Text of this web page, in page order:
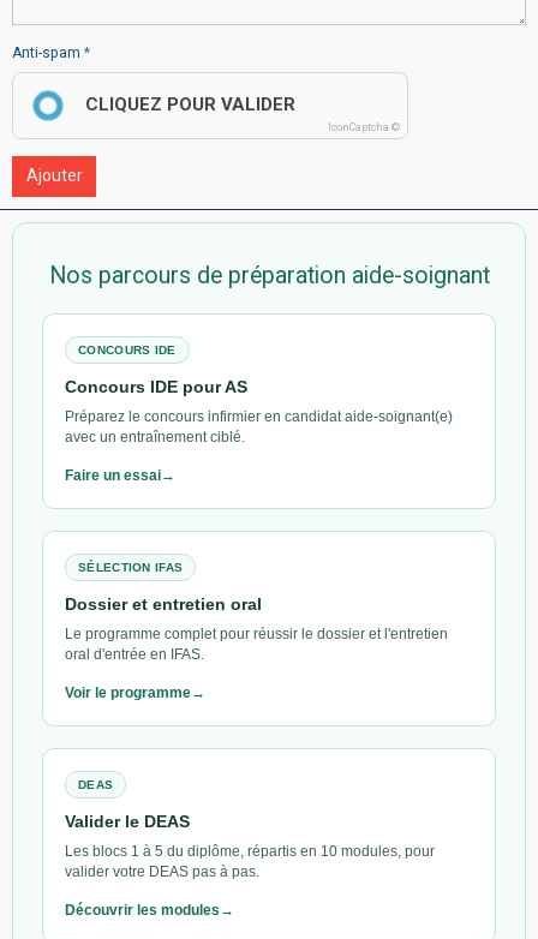
Anti-spam
CLIQUEZ POUR VALIDER
IconCaptcha ©
Ajouter
Nos parcours de préparation aide-soignant
CONCOURS IDE
Concours IDE pour AS
Préparez le concours infirmier en candidat aide-soignant(e)
avec un entraînement ciblé.
Faire un essai
SÉLECTION IFAS
Dossier et entretien oral
Le programme complet pour réussir le dossier et l'entretien
oral d'entrée en IFAS.
Voir le programme
DEAS
Valider le DEAS
Les blocs 1 à 5 du diplôme, répartis en 10 modules, pour
valider votre DEAS pas à pas.
Découvrir les modules